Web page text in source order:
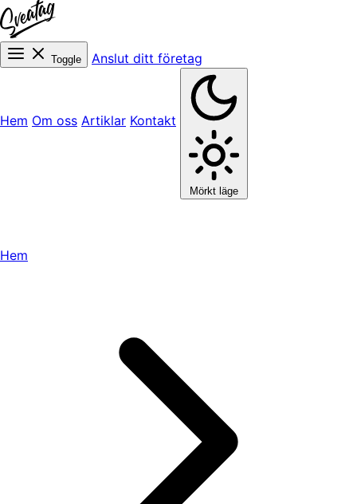
Toggle Anslut ditt företag
Hem Om oss Artiklar Kontakt
Mörkt läge
Hem